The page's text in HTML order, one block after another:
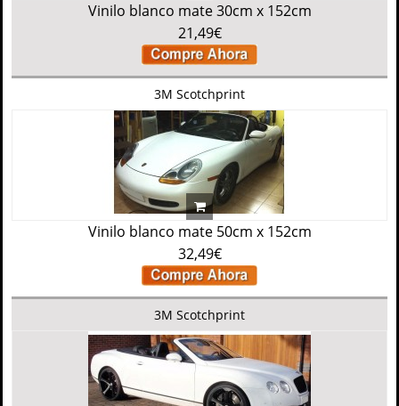
Vinilo blanco mate 30cm x 152cm
21,49€
3M Scotchprint
Vinilo blanco mate 50cm x 152cm
32,49€
3M Scotchprint